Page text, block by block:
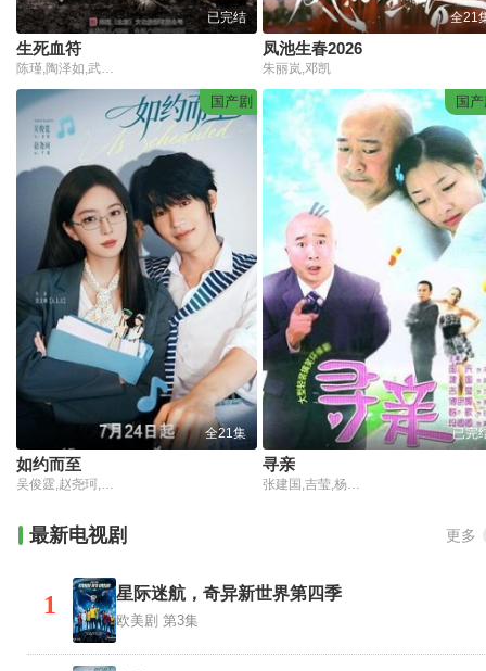
已完结
生死血符
陈瑾,陶泽如,武强,殷桃,郭晓东,詹姆斯
全21
凤池生春2026
朱丽岚,邓凯
国产剧
全21集
如约而至
吴俊霆,赵尧珂,宗元圆,高晓攀,李行亮,吴莫愁,辉子,王心怡,熊汝霖,孙一杰,曲羿成,王予,王旭东,高姝瑶,许纯,李泽宇,蔡淇
国
已完
寻亲
张建国,吉莹,杨子华,张国庆
最新电视剧 更多
1 星际迷航，奇异新世界第四季
欧美剧 第3集